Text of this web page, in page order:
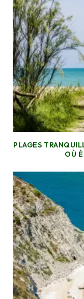
PLAGES
OÙ